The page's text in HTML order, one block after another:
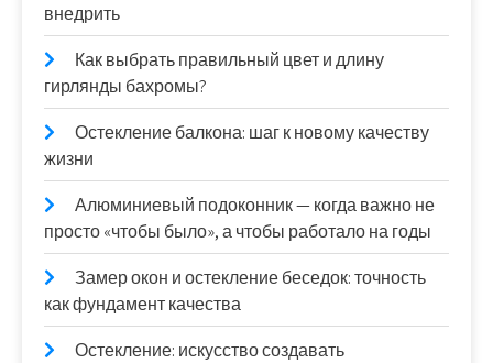
внедрить
Как выбрать правильный цвет и длину
гирлянды бахромы?
Остекление балкона: шаг к новому качеству
жизни
Алюминиевый подоконник — когда важно не
просто «чтобы было», а чтобы работало на годы
Замер окон и остекление беседок: точность
как фундамент качества
Остекление: искусство создавать